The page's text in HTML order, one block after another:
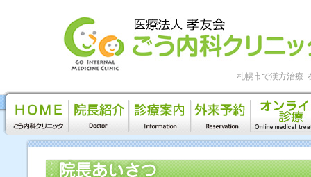
札幌市で漢方治療･